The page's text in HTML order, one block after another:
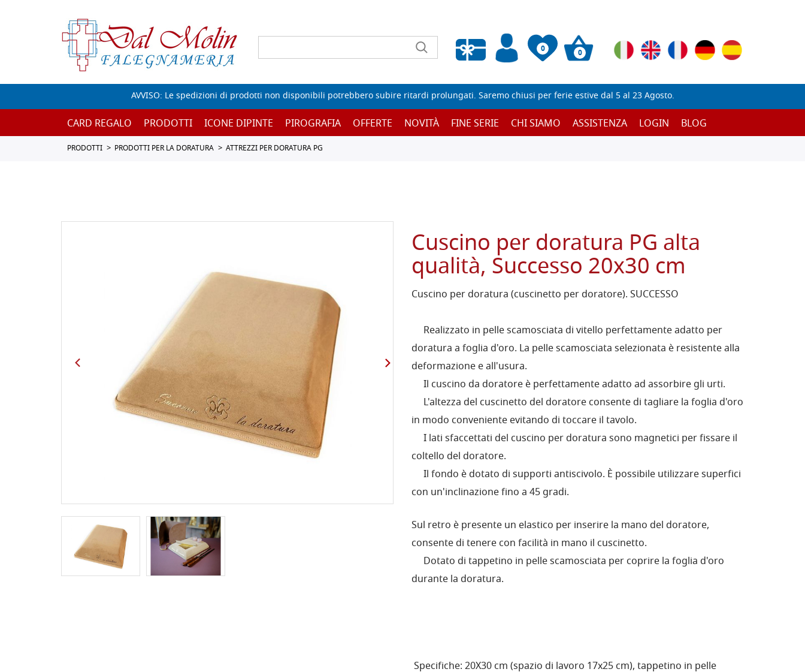
0
Wishlist vuota
0
AVVISO: Le spedizioni di prodotti non disponibili potrebbero subire ritardi prolungati. Saremo chiusi per ferie estive dal 5 al 23 Agosto.
CARD REGALO PRODOTTI ICONE DIPINTE PIROGRAFIA OFFERTE NOVITÀ FINE SERIE CHI SIAMO ASSISTENZA LOGIN BLOG
PRODOTTI PRODOTTI PER LA DORATURA ATTREZZI PER DORATURA PG
Cuscino per doratura PG alta
qualità, Successo 20x30 cm
Cuscino per doratura (cuscinetto per doratore). SUCCESSO
Realizzato in pelle scamosciata di vitello perfettamente adatto per
doratura a foglia d'oro. La pelle scamosciata selezionata è resistente alla
deformazione e all'usura.
Il cuscino da doratore è perfettamente adatto ad assorbire gli urti.
L'altezza del cuscinetto del doratore consente di tagliare la foglia d'oro
in modo conveniente evitando di toccare il tavolo.
I lati sfaccettati del cuscino per doratura sono magnetici per fissare il
coltello del doratore.
Il fondo è dotato di supporti antiscivolo. È possibile utilizzare superfici
con un'inclinazione fino a 45 gradi.
Sul retro è presente un elastico per inserire la mano del doratore,
consente di tenere con facilità in mano il cuscinetto.
Dotato di tappetino in pelle scamosciata per coprire la foglia d'oro
durante la doratura.
Specifiche: 20X30 cm (spazio di lavoro 17x25 cm), tappetino in pelle